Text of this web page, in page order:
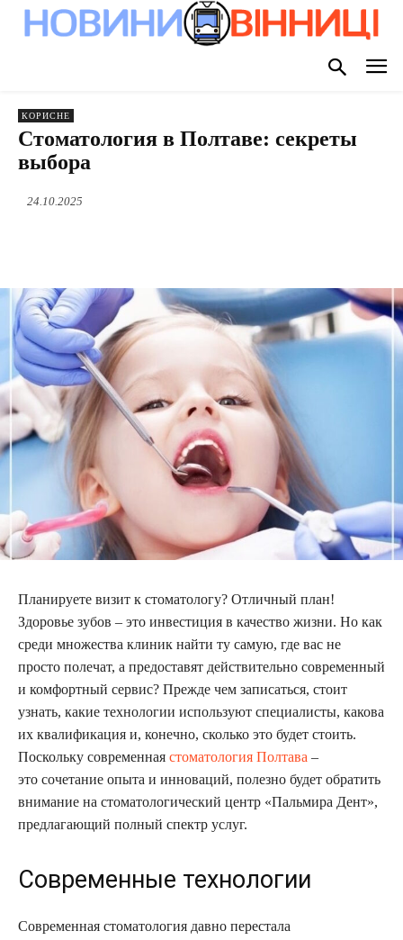
КОРИСНЕ
Стоматология в Полтаве: секреты
выбора
24.10.2025
Планируете визит к стоматологу? Отличный план!
Здоровье зубов – это инвестиция в качество жизни. Но как
среди множества клиник найти ту самую, где вас не
просто полечат, а предоставят действительно современный
и комфортный сервис? Прежде чем записаться, стоит
узнать, какие технологии используют специалисты, какова
их квалификация и, конечно, сколько это будет стоить.
Поскольку современная стоматология Полтава –
это сочетание опыта и инноваций, полезно будет обратить
внимание на стоматологический центр «Пальмира Дент»,
предлагающий полный спектр услуг.
Современные технологии
Современная стоматология давно перестала